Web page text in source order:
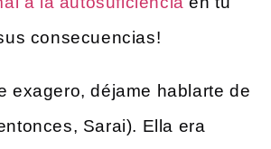
consecuencias!
exagero, déjame hablarte de
Sarai). Ella era